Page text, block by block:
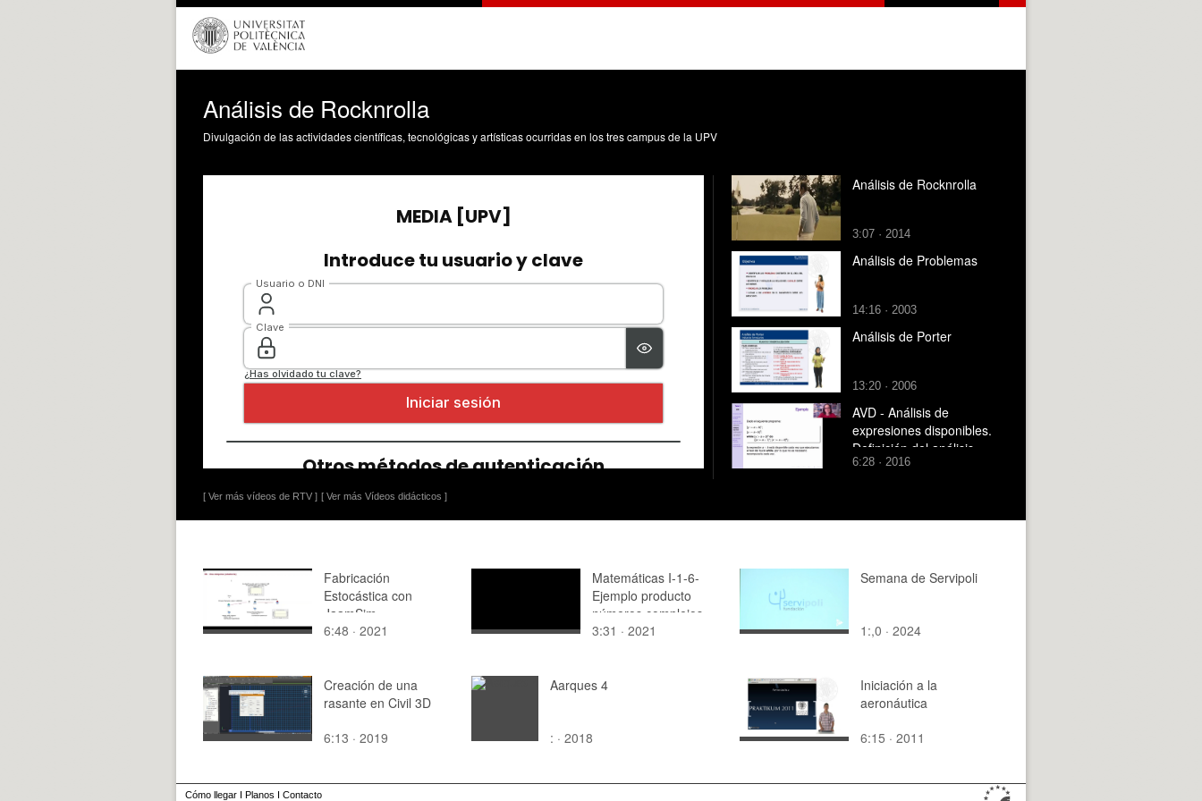
Análisis de Rocknrolla
Divulgación de las actividades científicas, tecnológicas y artísticas ocurridas en los tres campus de la UPV
[ Ver más vídeos de RTV ] [ Ver más Vídeos didácticos ]
Análisis de Rocknrolla
3:07 · 2014
Análisis de Problemas
14:16 · 2003
Análisis de Porter
13:20 · 2006
AVD - Análisis de
expresiones disponibles.
Definición del análisis
6:28 · 2016
Fabricación
Estocástica con
JaamSim
6:48 · 2021
Matemáticas I-1-6-
Ejemplo producto
números complejos
3:31 · 2021
Semana de Servipoli
1:,0 · 2024
Creación de una
rasante en Civil 3D
6:13 · 2019
Aarques 4
: · 2018
Iniciación a la
aeronáutica
6:15 · 2011
Cómo llegar I Planos I Contacto